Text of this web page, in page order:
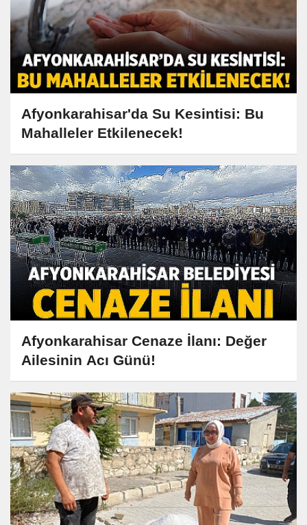
Afyonkarahisar'da Su Kesintisi: Bu
Mahalleler Etkilenecek!
Afyonkarahisar Cenaze İlanı: Değer
Ailesinin Acı Günü!